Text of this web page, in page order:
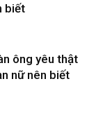
biết
ông yêu thật
nữ nên biết